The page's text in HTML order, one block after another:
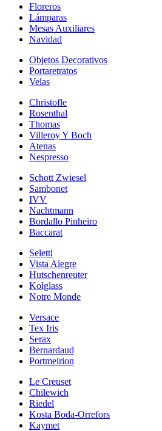
Floreros
Lámparas
Mesas Auxiliares
Navidad
Objetos Decorativos
Portaretratos
Velas
Christofle
Rosenthal
Thomas
Villeroy Y Boch
Atenas
Nespresso
Schott Zwiesel
Sambonet
IVV
Nachtmann
Bordallo Pinheiro
Baccarat
Seletti
Vista Alegre
Hutschenreuter
Kolglass
Notre Monde
Versace
Tex Iris
Serax
Bernardaud
Portmeirion
Le Creuset
Chilewich
Riedel
Kosta Boda-Orrefors
Kaymet